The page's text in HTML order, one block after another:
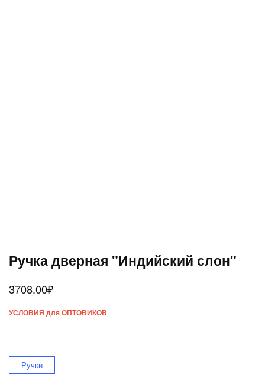
Ручка дверная "Индийский слон"
3708.00₽
УСЛОВИЯ для ОПТОВИКОВ
Ручки